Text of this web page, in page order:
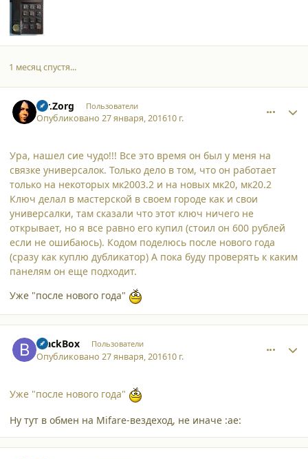
1 месяц спустя...
mr.Zorg Пользователи
Опубликовано27 января, 201610 г.
Ура, нашел сие чудо!!! Все это время он был у меня на
связке универсалок. Только дело в том, что он работает
только на некоторых мк2003.2 и на новых мк20, мк20.2
Ключ делал в мастерской в своем городе как и свои
универсалки, там сказали что этот ключ ничего не
открывает, но я все равно его купил (стоил он 600 рублей
если не ошибаюсь). Кодом поделюсь после нового года
(сразу как куплю дубликатор) А пока буду проверять к каким
панелям он еще подходит.
Уже "после нового года"
BlackBox Пользователи
Опубликовано27 января, 201610 г.
Уже "после нового года"
Ну тут в обмен на Mifare-вездеход, не иначе :ae: